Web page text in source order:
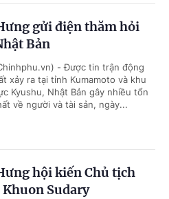
gửi điện thăm hỏi
Bản
- Được tin trận động
xảy ra tại tỉnh Kumamoto và khu
Kyushu, Nhật Bản gây nhiều tổn
về người và tài sản, ngày...
hội kiến Chủ tịch
Sudary